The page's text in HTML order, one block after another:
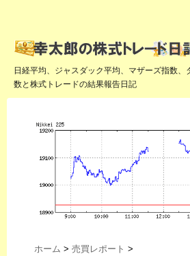
日経平均、ジャスダック平均、マザーズ指数
数と株式トレードの結果報告日記
ホーム > 売買レポート >